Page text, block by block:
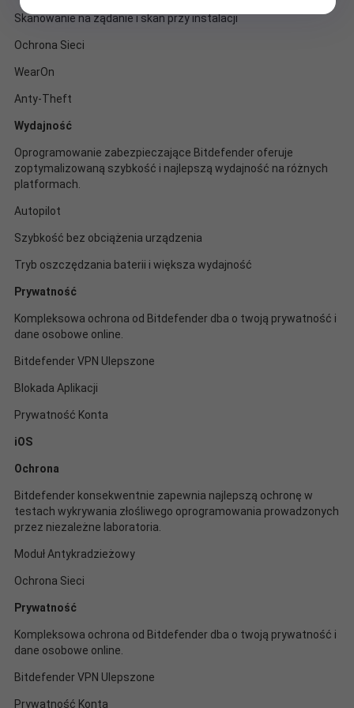
Skanowanie na żądanie i skan przy instalacji
Ochrona Sieci
WearOn
Anty-Theft
Wydajność
Oprogramowanie zabezpieczające Bitdefender oferuje
zoptymalizowaną szybkość i najlepszą wydajność na różnych
platformach.
Autopilot
Szybkość bez obciążenia urządzenia
Tryb oszczędzania baterii i większa wydajność
Prywatność
Kompleksowa ochrona od Bitdefender dba o twoją prywatność i
dane osobowe online.
Bitdefender VPN Ulepszone
Blokada Aplikacji
Prywatność Konta
iOS
Ochrona
Bitdefender konsekwentnie zapewnia najlepszą ochronę w
testach wykrywania złośliwego oprogramowania prowadzonych
przez niezależne laboratoria.
Moduł Antykradzieżowy
Ochrona Sieci
Prywatność
Kompleksowa ochrona od Bitdefender dba o twoją prywatność i
dane osobowe online.
Bitdefender VPN Ulepszone
Prywatność Konta